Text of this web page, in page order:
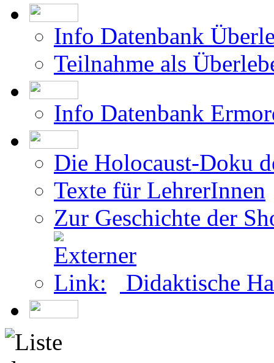
Info Datenbank
Teilnahme als
Info Datenbank
Die Holocaust-Doku
Texte für LehrerInnen
Zur Geschichte der
Didaktische